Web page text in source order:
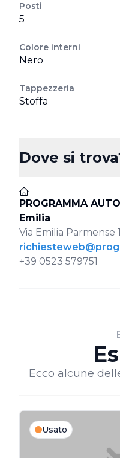
Posti
5
Colore interni
Nero
Tappezzeria
Stoffa
Dove si
PROGRAMMA
Emilia
Via Emilia Parmense
+39 0523 579751
Ecco alcune
Usato